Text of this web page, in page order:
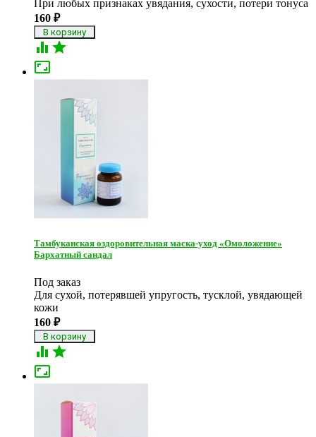
При любых признаках увядания, сухости, потери тонуса
160 ₽
 

Тамбуканская оздоровительная маска-уход «Омоложение»
Бархатный сандал
Под заказ
Для сухой, потерявшей упругость, тусклой, увядающей
кожи
160 ₽
 
